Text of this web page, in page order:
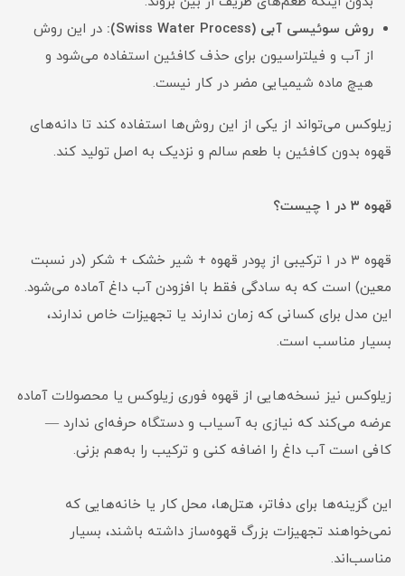
روش سوئیسی آبی (Swiss Water Process):
در این روش
از آب و فیلتراسیون برای حذف کافئین استفاده می‌شود و
هیچ ماده شیمیایی مضر در کار نیست.
زیلوکس می‌تواند از یکی از این روش‌ها استفاده کند تا دانه‌های
قهوه بدون کافئین با طعم سالم و نزدیک به اصل تولید کند.
قهوه ۳ در ۱ چیست؟
قهوه ۳ در ۱ ترکیبی از پودر قهوه + شیر خشک + شکر (در نسبت
معین) است که به سادگی فقط با افزودن آب داغ آماده می‌شود.
این مدل برای کسانی که زمان ندارند یا تجهیزات خاص ندارند،
بسیار مناسب است.
زیلوکس نیز نسخه‌هایی از قهوه فوری زیلوکس یا محصولات آماده
عرضه می‌کند که نیازی به آسیاب و دستگاه حرفه‌ای ندارد —
کافی است آب داغ را اضافه کنی و ترکیب را به‌هم بزنی.
این گزینه‌ها برای دفاتر، هتل‌ها، محل کار یا خانه‌هایی که
نمی‌خواهند تجهیزات بزرگ قهوه‌ساز داشته باشند، بسیار
مناسب‌اند.